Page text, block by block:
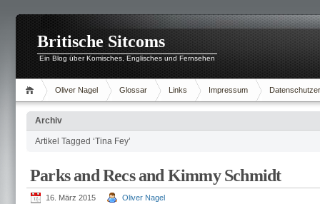
Britische Sitcoms
Ein Blog über Komisches, Englisches und Fernsehen
Oliver Nagel Glossar Links Impressum
Archiv
Artikel Tagged ‘Tina Fey’
Parks and Recs and Kimmy Schmidt
16. März 2015 Oliver Nagel